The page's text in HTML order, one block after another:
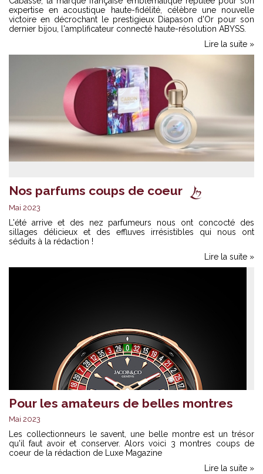
expertise en acoustique haute-fidélité, célèbre une nouvelle
victoire en décrochant le prestigieux Diapason d'Or pour son
dernier bijou, l'amplificateur connecté haute-résolution ABYSS.
Lire la suite »
Nos parfums coups de coeur
Mai 2023
L'été arrive et des nez parfumeurs nous ont concocté des
sillages délicieux et des effluves irrésistibles qui nous ont
séduits à la rédaction !
Lire la suite »
Pour les amateurs de belles montres
Mai 2023
Les collectionneurs le savent, une belle montre est un trésor
qu'il faut avoir et conserver. Alors voici 3 montres coups de
coeur de la rédaction de Luxe Magazine
Lire la suite »